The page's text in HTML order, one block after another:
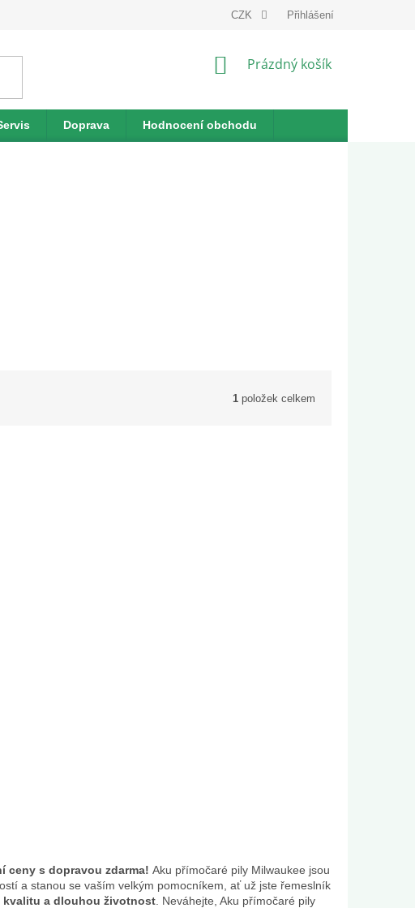
CZK Přihlášení
NÁKUPNÍ
Prázdný košík
Doprava Hodnocení obchodu
1 položek celkem
ceny s dopravou zdarma! Aku přímočaré pily Milwaukee jsou
a stanou se vaším velkým pomocníkem, ať už jste řemeslník
a dlouhou životnost . Neváhejte, Aku přímočaré pily